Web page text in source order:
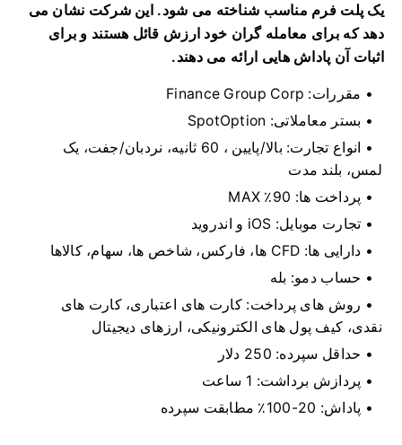
یک پلت فرم مناسب شناخته می شود. این شرکت نشان می
دهد که برای معامله گران خود ارزش قائل هستند و برای
اثبات آن پاداش هایی ارائه می دهند.
مقررات: Finance Group Corp
بستر معاملاتی: SpotOption
انواع تجارت: بالا/پایین
، 60 ثانیه، نردبان/جفت، یک
لمس، بلند مدت
پرداخت ها: 90٪ MAX
تجارت موبایل: iOS و اندروید
دارایی ها: CFD ها، فارکس،
شاخص ها، سهام، کالاها
حساب دمو: بله
روش های پرداخت:کارت های اعتباری،کارت های
نقدی، کیف پول های الکترونیکی، ارزهای دیجیتال
حداقل سپرده: 250 دلار
پردازش برداشت: 1 ساعت
پاداش: 20-100٪ مطابقت سپرده